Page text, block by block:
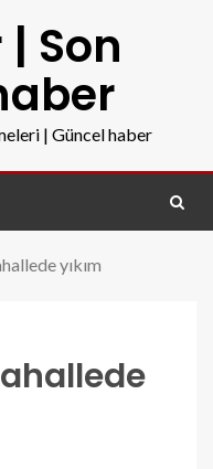
Son
| Güncel haber
yıkım